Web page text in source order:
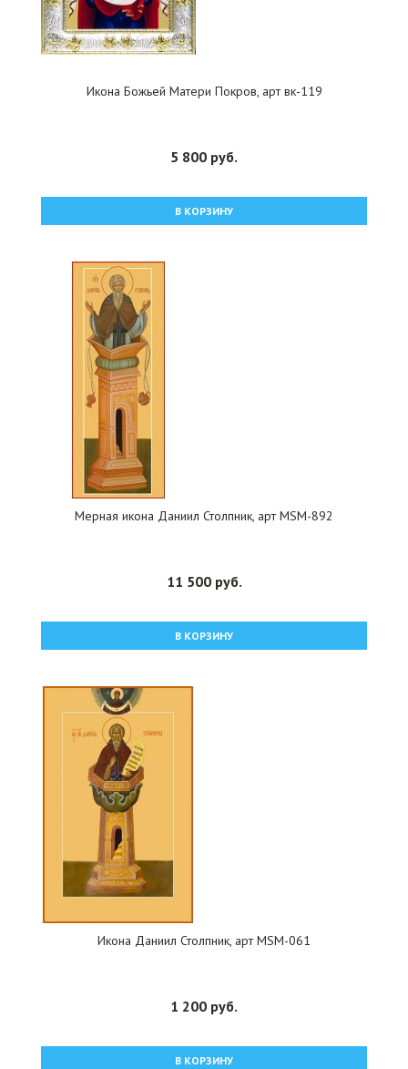
Икона Божьей Матери Покров, арт вк-119
5 800 руб.
В КОРЗИНУ
Мерная икона Даниил Столпник, арт MSM-892
11 500 руб.
В КОРЗИНУ
Икона Даниил Столпник, арт MSM-061
1 200 руб.
В КОРЗИНУ